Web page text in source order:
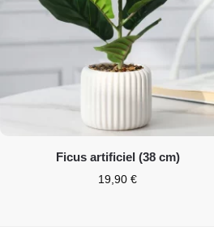
Ficus artificiel (38 cm)
19,90 €